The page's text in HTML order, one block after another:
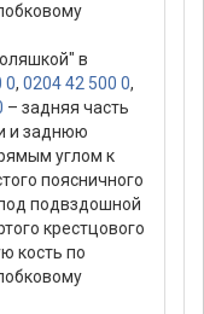
в
0, 0204 42 500 0,
– задняя часть
и заднюю
углом к
поясничного
подвздошной
крестцового
кость по